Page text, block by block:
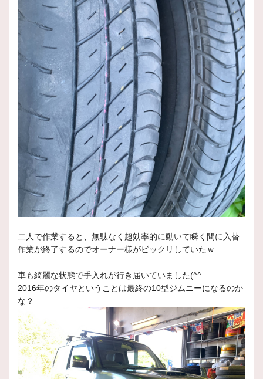
二人で作業すると、無駄なく超効率的に動いて瞬く間に入替
作業が終了するのでオーナー様がビックリしていたｗ
車も綺麗な状態で手入れが行き届いていました(^^
2016年のタイヤということは最終の10型ジムニーになるのか
な？